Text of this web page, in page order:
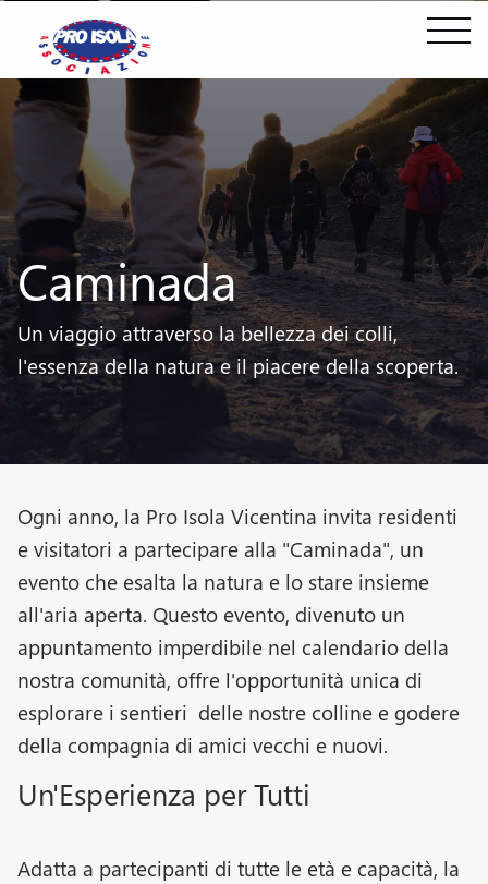
Caminada
Un viaggio attraverso la bellezza dei colli,
l'essenza della natura e il piacere della scoperta.
Ogni anno, la Pro Isola Vicentina invita residenti
e visitatori a partecipare alla "Caminada", un
evento che esalta la natura e lo stare insieme
all'aria aperta. Questo evento, divenuto un
appuntamento imperdibile nel calendario della
nostra comunità, offre l'opportunità unica di
esplorare i sentieri delle nostre colline e godere
della compagnia di amici vecchi e nuovi.
Un'Esperienza per Tutti
Adatta a partecipanti di tutte le età e capacità, la